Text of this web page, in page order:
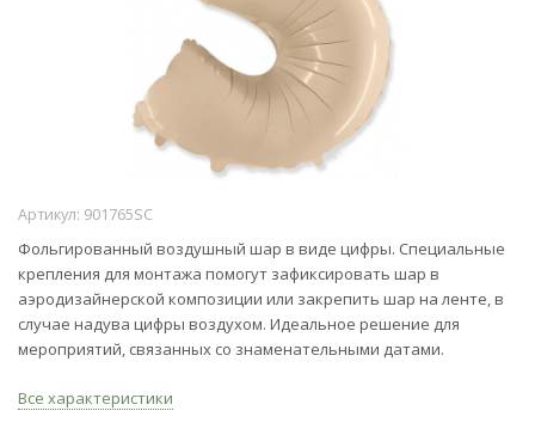
Артикул: 901765SC
Фольгированный воздушный шар в виде цифры. Специальные
крепления для монтажа помогут зафиксировать шар в
аэродизайнерской композиции или закрепить шар на ленте, в
случае надува цифры воздухом. Идеальное решение для
мероприятий, связанных со знаменательными датами.
Все характеристики